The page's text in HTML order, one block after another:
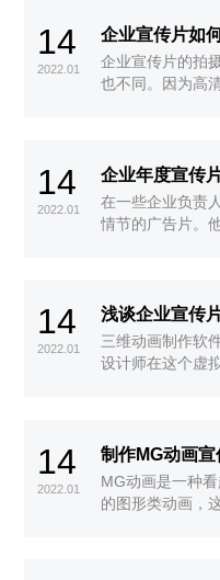
14
2022.01
企业宣传片如
企业宣传片的拍
也不同。因为高
14
2022.01
在一些企业负责
情节的广告片。
14
2022.01
浅谈企业宣传
三维动画制作软
设计师在这个虚
上灯光。全部完
面。
14
2022.01
MG动画是一种
的图形类动画，